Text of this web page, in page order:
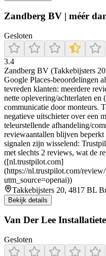
Zandberg BV | méér
Gesloten
3.4
Zandberg BV (Takkebijsters
Google Places-beoordelingen
tevreden klanten: meerdere
nette oplevering/achterlaten en
communicatie door monteurs.
negatieve uitschieter over een
teleurstellende afhandeling/
reviewaantallen blijven
signalen zijn wisselend:
met slechts 2 reviews, wat de
([nl.trustpilot.com]
(https://nl.trustpilot.com/
utm_source=openai))
Takkebijsters 20, 4817 BL
Bekijk details
Van Der Lee
Gesloten